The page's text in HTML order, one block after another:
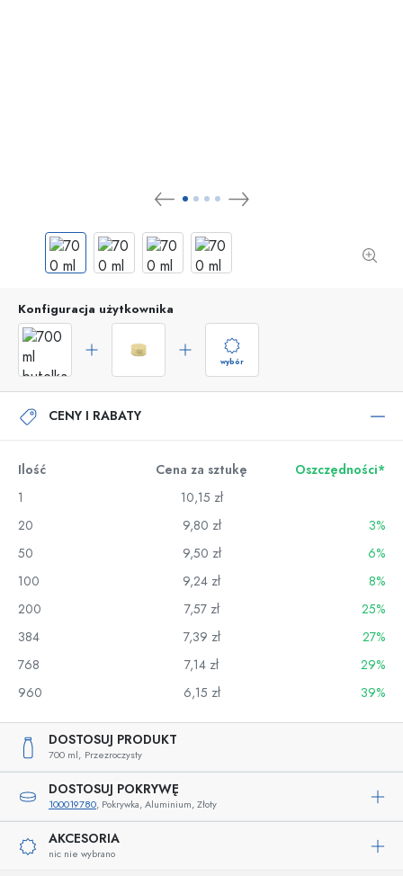
Konfiguracja użytkownika
wybór
CENY I RABATY
Ilość Cena za sztukę
Oszczędności*
1
10,15 zł
20
9,80 zł
3%
50
9,50 zł
6%
100
9,24 zł
8%
200
7,57 zł
25%
384
7,39 zł
27%
768
7,14 zł
29%
960
6,15 zł 39%
DOSTOSUJ PRODUKT
700 ml, Przezroczysty
DOSTOSUJ POKRYWĘ
100019780, Pokrywka, Aluminium, Złoty
AKCESORIA
nic nie wybrano